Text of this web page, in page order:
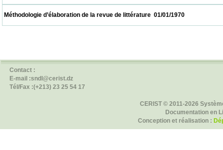
Méthodologie d’élaboration de la revue de littérature  01/01/
Contact :
E-mail :sndl@cerist.dz
Tél/Fax :(+213) 23 25 54 17
CERIST © 2011-2026
Documentation en
Conception et réalisation :